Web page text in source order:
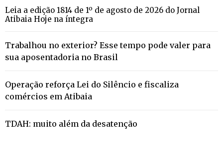
Leia a edição 1814 de 1º de agosto de 2026 do Jornal
Atibaia Hoje na íntegra
Trabalhou no exterior? Esse tempo pode valer para
sua aposentadoria no Brasil
Operação reforça Lei do Silêncio e fiscaliza
comércios em Atibaia
TDAH: muito além da desatenção